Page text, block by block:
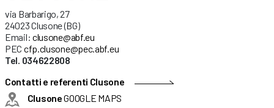
via Barbarigo, 27
24023 Clusone (BG)
Email: clusone@abf.eu
PEC cfp.clusone@pec.abf.eu
Tel. 034622808
Contatti e referenti Clusone
ClusoneGOOGLE MAPS